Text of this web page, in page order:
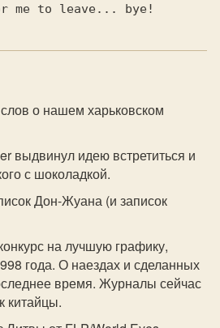
о нашем харьковском
выдвинул идею встретиться и
с шоколадкой.
Дон-Жуана (и записок
на лучшую графику,
года. О наездах и сделанных
время. Журналы сейчас
китайцы.